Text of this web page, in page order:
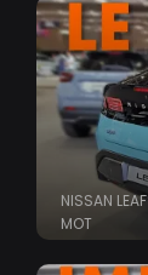
NISSAN
MOT